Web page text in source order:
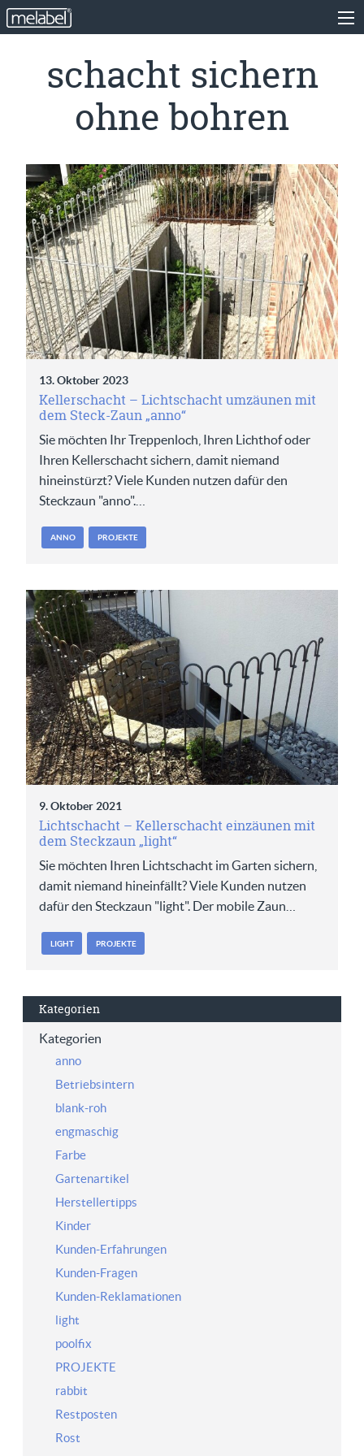
schacht sichern
ohne bohren
13. Oktober 2023
Kellerschacht – Lichtschacht umzäunen mit
dem Steck-Zaun „anno“
Sie möchten Ihr Treppenloch, Ihren Lichthof oder
Ihren Kellerschacht sichern, damit niemand
hineinstürzt? Viele Kunden nutzen dafür den
Steckzaun "anno".…
ANNO PROJEKTE
9. Oktober 2021
Lichtschacht – Kellerschacht einzäunen mit
dem Steckzaun „light“
Sie möchten Ihren Lichtschacht im Garten sichern,
damit niemand hineinfällt? Viele Kunden nutzen
dafür den Steckzaun "light". Der mobile Zaun…
LIGHT PROJEKTE
Kategorien
Kategorien
anno
Betriebsintern
blank-roh
engmaschig
Farbe
Gartenartikel
Herstellertipps
Kinder
Kunden-Erfahrungen
Kunden-Fragen
Kunden-Reklamationen
light
poolfix
PROJEKTE
rabbit
Restposten
Rost